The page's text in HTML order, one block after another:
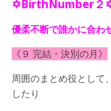
✡BirthNumber
優柔不断で誰かに合わ
《９ 完結・決別の月》
周囲のまとめ役として
したり